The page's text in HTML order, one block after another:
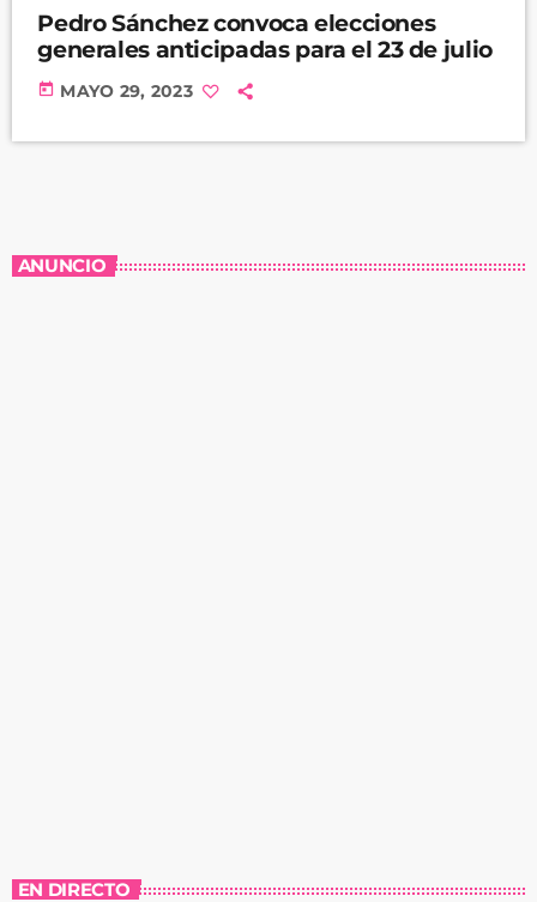
Pedro Sánchez convoca elecciones
generales anticipadas para el 23 de julio
today MAYO 29, 2023
ANUNCIO
EN DIRECTO